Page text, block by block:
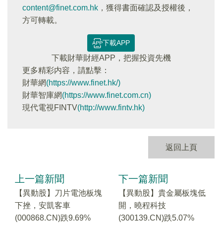
content@finet.com.hk ，獲得書面確認及授權後，
方可轉載。
下載APP
下載財華財經APP，把握投資先機
更多精彩内容，請點擊：
財華網(https://www.finet.hk/)
財華智庫網(https://www.finet.com.cn)
現代電視FINTV(http://www.fintv.hk)
返回上頁
上一篇新聞
【異動股】刀片電池板塊
下挫，安凱客車
(000868.CN)跌9.69%
下一篇新聞
【異動股】貴金屬板塊低
開，曉程科技
(300139.CN)跌5.07%